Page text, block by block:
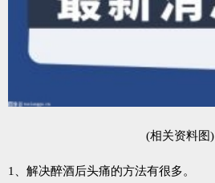
(相关资料图)
1、解决醉酒后头痛的方法有很多。